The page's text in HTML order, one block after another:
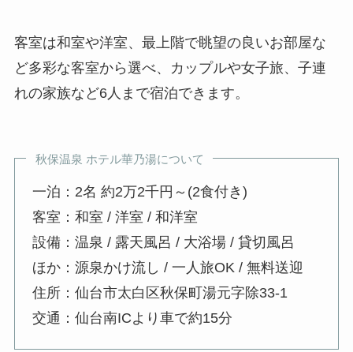
客室は和室や洋室、最上階で眺望の良いお部屋な
ど多彩な客室から選べ、カップルや女子旅、子連
れの家族など6人まで宿泊できます。
秋保温泉 ホテル華乃湯について
一泊：2名 約2万2千円～(2食付き)
客室：和室 / 洋室 / 和洋室
設備：温泉 / 露天風呂 / 大浴場 / 貸切風呂
ほか：源泉かけ流し / 一人旅OK / 無料送迎
住所：仙台市太白区秋保町湯元字除33-1
交通：仙台南ICより車で約15分